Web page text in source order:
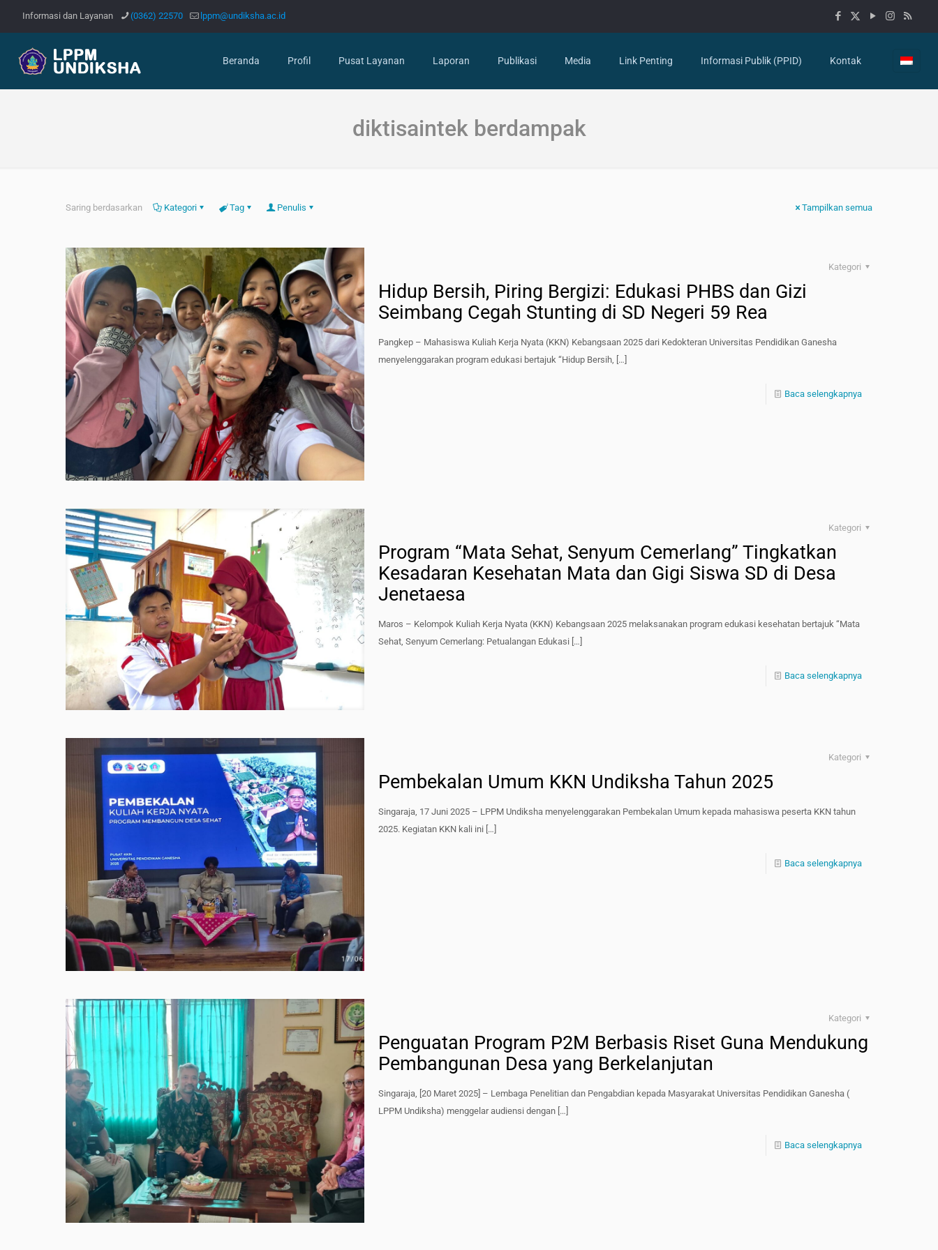
Informasi dan Layanan (0362) 22570 lppm@undiksha.ac.id
Beranda Profil Pusat Layanan Laporan Publikasi Media Link Penting Informasi Publik (PPID) Kontak
diktisaintek berdampak
Saring berdasarkan Kategori Tag Penulis Tampilkan semua
Kategori
Hidup Bersih, Piring Bergizi: Edukasi PHBS dan Gizi
Seimbang Cegah Stunting di SD Negeri 59 Rea
Pangkep – Mahasiswa Kuliah Kerja Nyata (KKN) Kebangsaan 2025 dari Kedokteran Universitas Pendidikan Ganesha
menyelenggarakan program edukasi bertajuk “Hidup Bersih, […]
Baca selengkapnya
Kategori
Program “Mata Sehat, Senyum Cemerlang” Tingkatkan
Kesadaran Kesehatan Mata dan Gigi Siswa SD di Desa
Jenetaesa
Maros – Kelompok Kuliah Kerja Nyata (KKN) Kebangsaan 2025 melaksanakan program edukasi kesehatan bertajuk “Mata
Sehat, Senyum Cemerlang: Petualangan Edukasi[…]
Baca selengkapnya
Kategori
Pembekalan Umum KKN Undiksha Tahun 2025
Singaraja, 17 Juni 2025 – LPPM Undiksha menyelenggarakan Pembekalan Umum kepada mahasiswa peserta KKN tahun
2025. Kegiatan KKN kali ini[…]
Baca selengkapnya
Kategori
Penguatan Program P2M Berbasis Riset Guna Mendukung
Pembangunan Desa yang Berkelanjutan
Singaraja, [20 Maret 2025] – Lembaga Penelitian dan Pengabdian kepada Masyarakat Universitas Pendidikan Ganesha (
LPPM Undiksha) menggelar audiensi dengan[…]
Baca selengkapnya